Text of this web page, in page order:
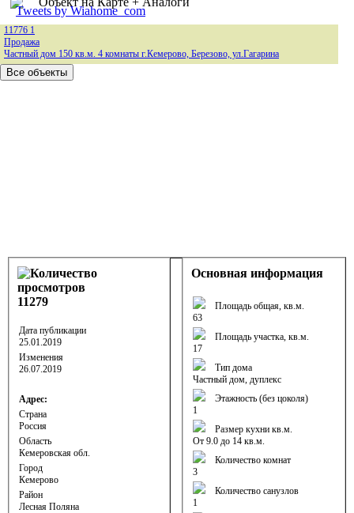
Tweets by Wiahome_com
11776 1
Продажа
Частный дом 150 кв.м. 4 комнаты г.Кемерово, Березово, ул.Гагарина
11279
Дата публикации
25.01.2019
Изменения
26.07.2019
Адрес:
Страна
Россия
Область
Кемеровская обл.
Город
Кемерово
Район
Лесная Поляна
Основная информация
Площадь общая, кв.м.
63
Площадь участка, кв.м.
17
Тип дома
Частный дом, дуплекс
Этажность (без цоколя)
1
Размер кухни кв.м.
От 9.0 до 14 кв.м.
Количество комнат
3
Количество санузлов
1